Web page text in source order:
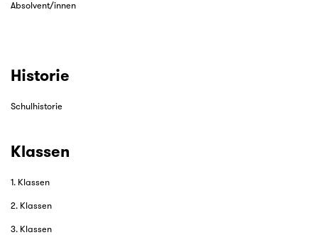
Absolvent/innen
Historie
Schulhistorie
Klassen
1. Klassen
2. Klassen
3. Klassen